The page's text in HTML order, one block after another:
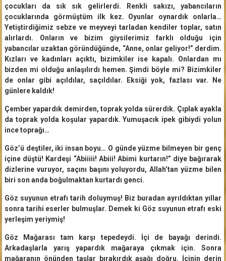
çocukları da sık sık gelirlerdi. Renkli sakızı, yabancıların
çocuklarında görmüştüm ilk kez. Oyunlar oynardık onlarla…
Yetiştirdiğimiz sebze ve meyveyi tarladan kendiler toplar, satın
alırlardı. Onların ve bizim giysilerimiz farklı olduğu için
yabancılar uzaktan göründüğünde, “Anne, onlar geliyor!” derdim.
Kızları ve kadınları açıktı, bizimkiler ise kapalı. Onlardan mı
bizden mi olduğu anlaşılırdı hemen. Şimdi böyle mi? Bizimkiler
de onlar gibi açıldılar, saçıldılar. Eksiği yok, fazlası var. Ne
günlere kaldık!
Çember yapardık demirden, toprak yolda sürerdik. Çıplak ayakla
da toprak yolda koşular yapardık. Yumuşacık ipek gibiydi yolun
ince toprağı…
Göz’ü deştiler, iki insan boyu… O günde yüzme bilmeyen bir genç
içine düştü! Kardeşi “Abiiiii! Abiii! Abimi kurtarın!” diye bağırarak
dizlerine vuruyor, saçını başını yoluyordu, Allah’tan yüzme bilen
biri son anda boğulmaktan kurtardı genci.
Göz suyunun etrafı tarih doluymuş! Biz buradan ayrıldıktan yıllar
sonra tarihi eserler bulmuşlar. Demek ki Göz suyunun etrafı eski
yerleşim yeriymiş!
Göz Mağarası tam karşı tepedeydi. İçi de bayağı derindi.
Arkadaşlarla yarış yapardık mağaraya çıkmak için. Sonra
mağaranın önünden taşlar bırakırdık aşağı doğru. İçinin derin